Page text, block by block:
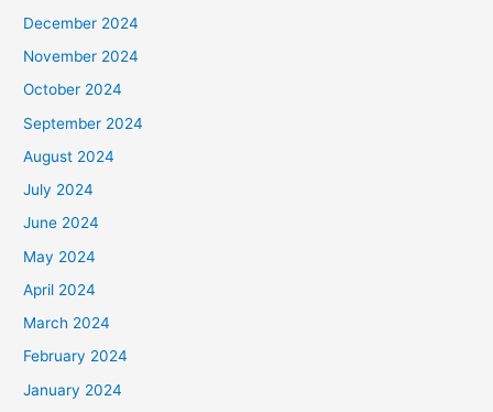
December 2024
November 2024
October 2024
September 2024
August 2024
July 2024
June 2024
May 2024
April 2024
March 2024
February 2024
January 2024